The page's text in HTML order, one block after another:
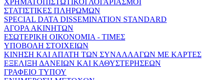
ΣΤΑΤΙΣΤΙΚΕΣ ΠΛΗΡΩΜΩΝ
SPECIAL DATA DISSEMINATION STANDARD
ΑΓΟΡΑ ΑΚΙΝΗΤΩΝ
ΕΣΩΤΕΡΙΚΗ ΟΙΚΟΝΟΜΙΑ - ΤΙΜΕΣ
ΥΠΟΒΟΛΗ ΣΤΟΙΧΕΙΩΝ
ΚΙΝΗΣΗ ΚΑΙ ΑΠΑΤΗ ΤΩΝ ΣΥΝΑΛΛΑΓΩΝ ΜΕ ΚΑΡΤΕΣ
ΕΞΕΛΙΞΗ ΔΑΝΕΙΩΝ ΚΑΙ ΚΑΘΥΣΤΕΡΗΣΕΩΝ
ΓΡΑΦΕΙΟ ΤΥΠΟΥ